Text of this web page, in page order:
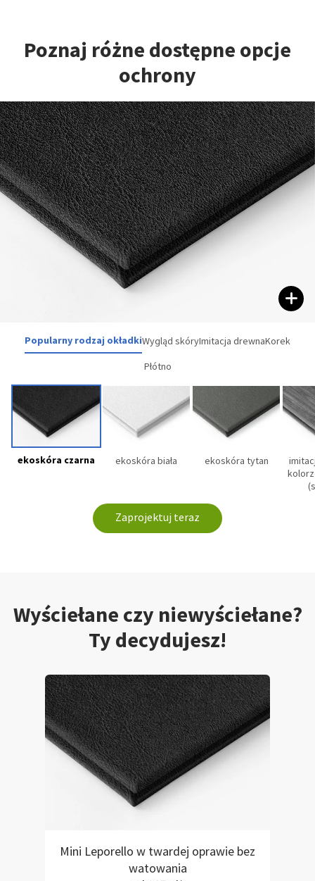
Poznaj różne dostępne opcje
ochrony
Popularny rodzaj okładkiWygląd skóryImitacja drewnaKorek
Płótno
ekoskóra czarna ekoskóra biała ekoskóra tytan
Zaprojektuj teraz
Wyściełane czy niewyściełane?
Ty decydujesz!
Mini Leporello w twardej oprawie bez
watowania